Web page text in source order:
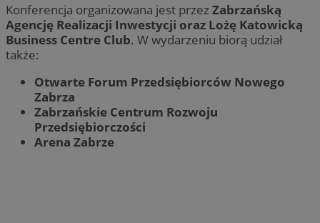
Konferencja organizowana jest przez Zabrzańską
Agencję Realizacji Inwestycji oraz Lożę Katowicką
Business Centre Club. W wydarzeniu biorą udział
także:
Otwarte Forum Przedsiębiorców Nowego
Zabrza
Zabrzańskie Centrum Rozwoju
Przedsiębiorczości
Arena Zabrze